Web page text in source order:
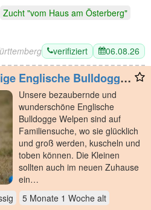
Zucht "vom Haus am Österberg"
verifiziert 06.08.26
Englische Bulldogge
Unsere bezaubernde und
wunderschöne Englische
Bulldogge Welpen sind auf
Familiensuche, wo sie glücklich
und groß werden, kuscheln und
toben können. Die Kleinen
sollten auch im neuen Zuhause
ein…
5 Monate 1 Woche alt